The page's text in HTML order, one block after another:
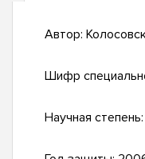
Автор:
Шифр
Научная степень: